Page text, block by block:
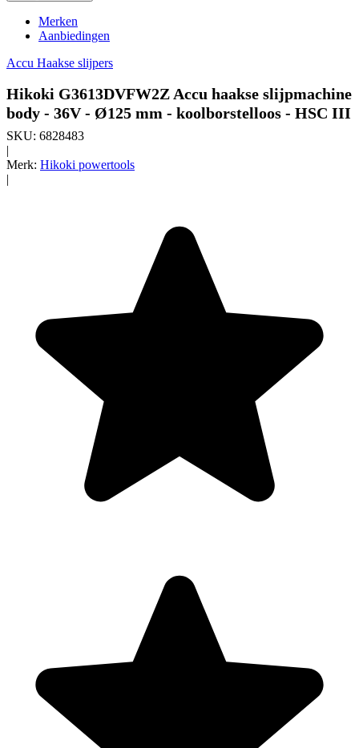
Merken
Aanbiedingen
Accu Haakse slijpers
Hikoki G3613DVFW2Z Accu haakse slijpmachine
body - 36V - Ø125 mm - koolborstelloos - HSC III
SKU: 6828483
|
Merk: Hikoki powertools
|